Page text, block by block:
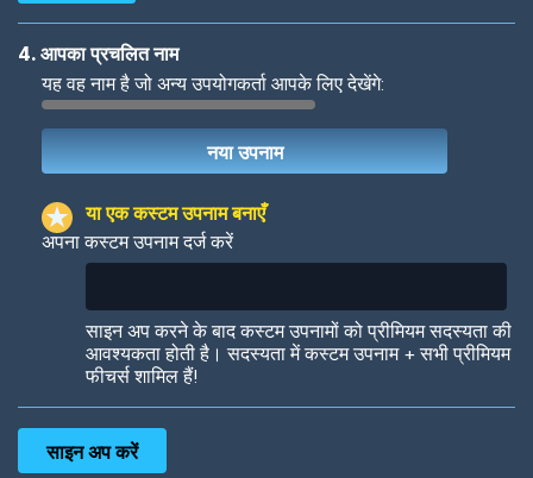
Woof Jungle Cats
4. आपका प्रचलित नाम
यह वह नाम है जो अन्य उपयोगकर्ता आपके लिए देखेंगे:
या एक कस्टम उपनाम बनाएँ
अपना कस्टम उपनाम दर्ज करें
साइन अप करने के बाद कस्टम उपनामों को प्रीमियम सदस्यता की
आवश्यकता होती है। सदस्यता में कस्टम उपनाम + सभी प्रीमियम
फीचर्स शामिल हैं!